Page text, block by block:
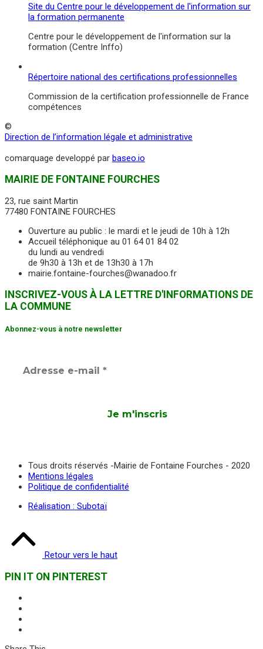
Site du Centre pour le développement de l'information sur
la formation permanente
Centre pour le développement de l'information sur la
formation (Centre Inffo)
Répertoire national des certifications professionnelles
Commission de la certification professionnelle de France
compétences
©
Direction de l’information légale et administrative
comarquage developpé par baseo.io
MAIRIE DE FONTAINE FOURCHES
23, rue saint Martin
77480 FONTAINE FOURCHES
Ouverture au public : le mardi et le jeudi de 10h à 12h
Accueil téléphonique au 01 64 01 84 02
du lundi au vendredi
de 9h30 à 13h et de 13h30 à 17h
mairie.fontaine-fourches@wanadoo.fr
INSCRIVEZ-VOUS À LA LETTRE D'INFORMATIONS DE
LA COMMUNE
Abonnez-vous à notre newsletter
Tous droits réservés -Mairie de Fontaine Fourches - 2020
Mentions légales
Politique de confidentialité
Réalisation : Subotaï
Retour vers le haut
PIN IT ON PINTEREST